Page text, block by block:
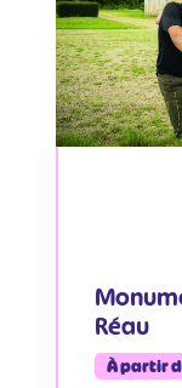
Réau
À partir